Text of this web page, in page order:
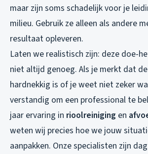
maar zijn soms schadelijk voor je
milieu. Gebruik ze alleen als andere
resultaat opleveren.
Laten we realistisch zijn: deze doe-
niet altijd genoeg. Als je merkt dat
hardnekkig is of je weet niet zeker
verstandig om een professional te
jaar ervaring in rioolreiniging en
weten wij precies hoe we jouw
aanpakken. Onze specialisten zijn